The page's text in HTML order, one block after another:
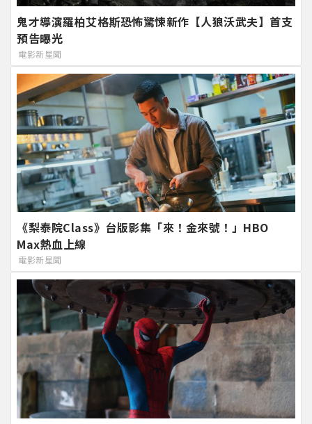
鬼才導演羅柏艾格斯恐怖驚悚新作【人狼沃武夫】首支
預告曝光
電影新星聞
《梨泰院Class》台版影集「來！金來號！」HBO
Max熱血上線
電影新星聞